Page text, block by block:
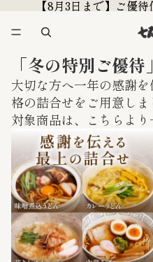
【8月3日まで】ご優
【8月3日まで】ご優
「冬の特別ご優
大切な方へ一年の感謝
格の詰合せをご用意しま
対象商品は、
こちら よ
ギフトセット